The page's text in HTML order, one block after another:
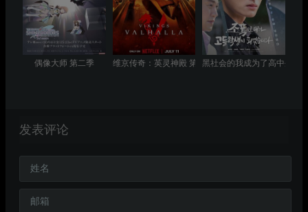
偶像大师 第二季 维京传奇：英灵神殿 第三季黑社会的我成为了高中生
发表评论
姓名
邮箱